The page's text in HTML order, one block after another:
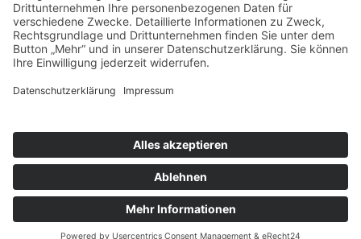
SOZIALE MEDIEN
Impressum Datenschutzerklärung